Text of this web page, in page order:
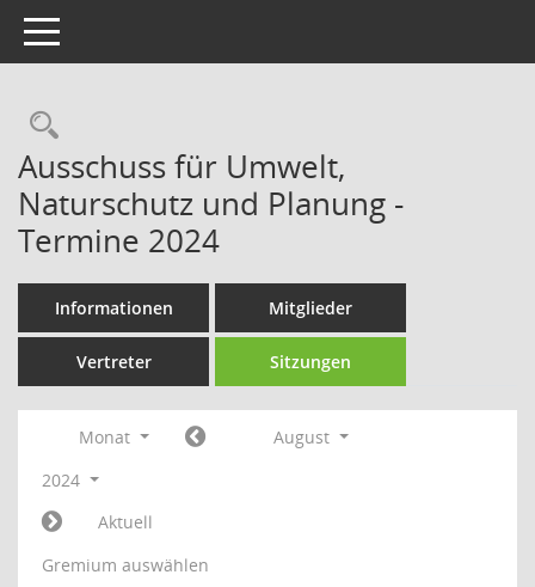
Toggle navigation
Rechercheauswahl
Ausschuss für Umwelt,
Naturschutz und Planung -
Termine 2024
Informationen Mitglieder
Vertreter Sitzungen
Monat
August
2024
Aktuell
Gremium auswählen